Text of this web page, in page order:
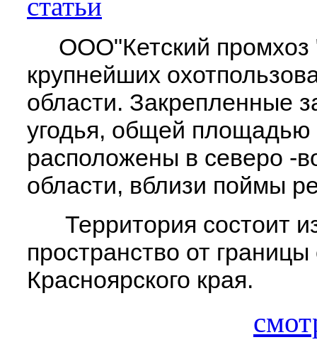
ООО"Кетский промхоз
крупнейших
области. Закрепленные
угодья, общей площадью
расположены в северо -
области, вблизи поймы
Территория состоит
пространство от
Красноярского края.